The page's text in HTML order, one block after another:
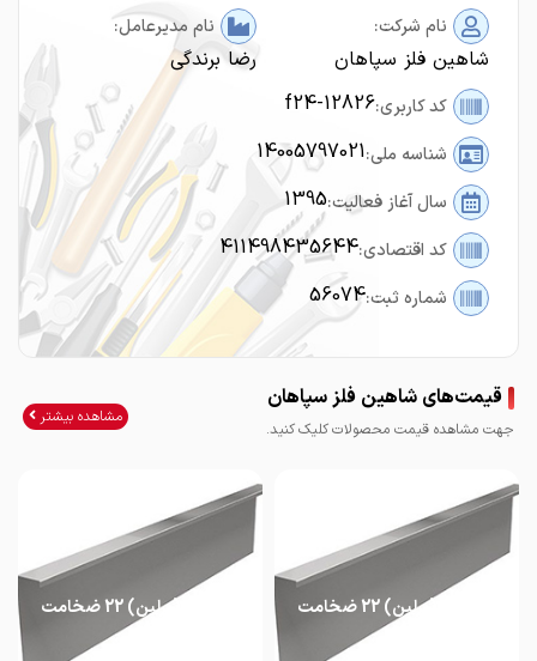
نام شرکت:
شاهین فلز سپاهان
نام مدیرعامل:
رضا برندگی
کد کاربری:f24-12826
شناسه ملی:14005797021
سال آغاز فعالیت:1395
کد اقتصادی:411498435644
شماره ثبت:56074
قیمت‌های شاهین فلز سپاهان
جهت مشاهده قیمت محصولات کلیک کنید.
مشاهده بیشتر
پروفیل z (پرلین) 22 ضخامت
پروفیل z (پرلین) 22 ضخامت